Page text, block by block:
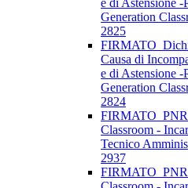
e di Astensione
Generation
2825
Causa di
e di Astensione
Generation
2824
Classroom -
Tecnico
2937